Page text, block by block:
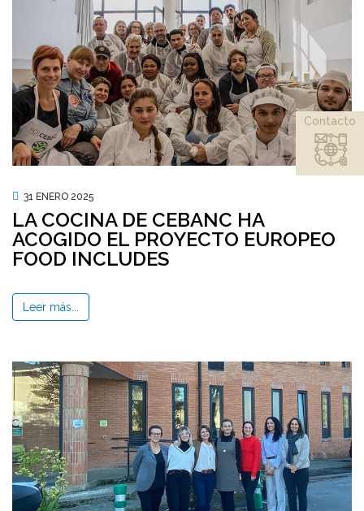
31 ENERO 2025
LA COCINA DE CEBANC HA
ACOGIDO EL PROYECTO EUROPEO
FOOD INCLUDES
Leer más...
Contacto